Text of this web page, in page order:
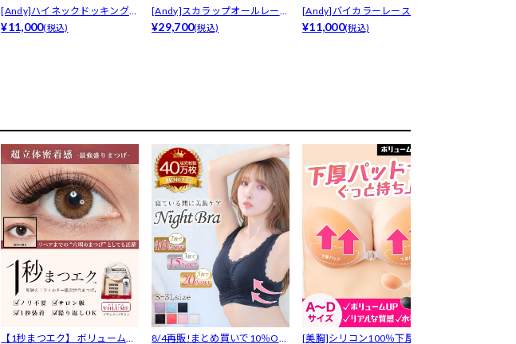
[Andy]ハイネックドッキングレ
ース...
¥11,000(税込)
[Andy]スカラップオールレース
フリ...
¥29,700(税込)
[Andy]バイカラーレースバック
リボ...
¥11,000(税込)
【1秒まつエク】 ボリュームタ 8/4再販!まとめ買いで10％OF [美胸]シリコン100％下厚プッ